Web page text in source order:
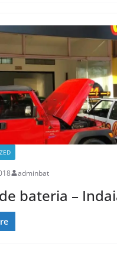
adminbat
bateria –